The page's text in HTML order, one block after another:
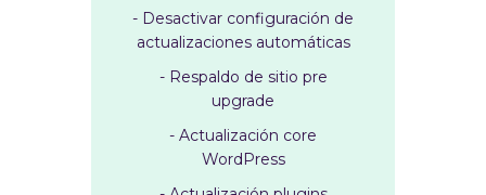
- Desactivar configuración de
actualizaciones automáticas
- Respaldo de sitio pre
upgrade
- Actualización core
WordPress